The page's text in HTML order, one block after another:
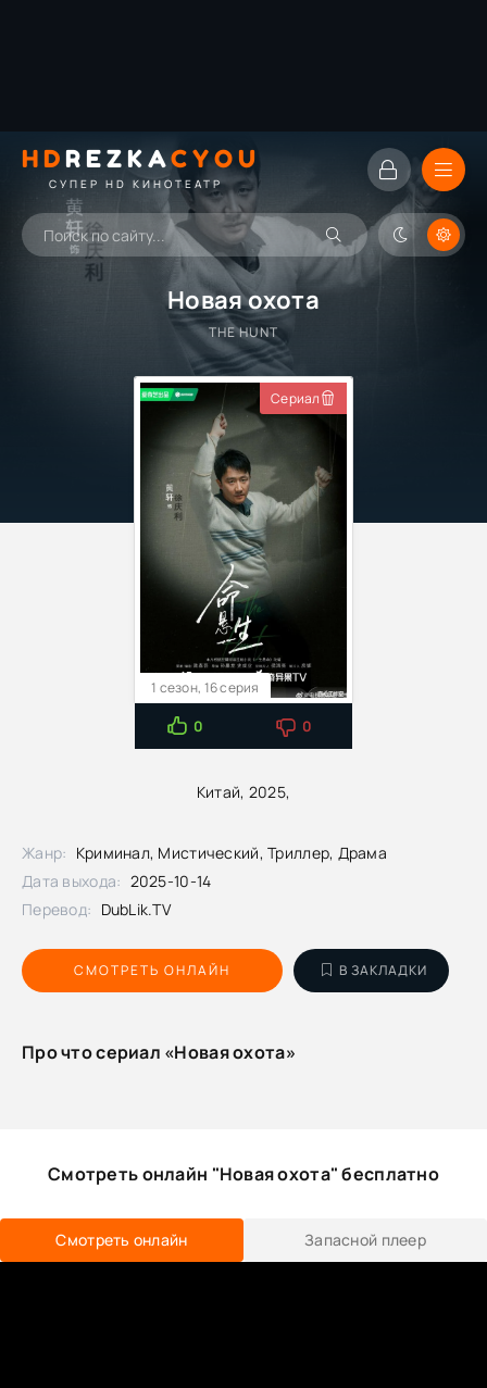
HDREZKACYOU
СУПЕР HD КИНОТЕАТР
Новая охота
THE HUNT
Китай, 2025,
Сериал
1 сезон, 16 серия
0 0
СМОТРЕТЬ ОНЛАЙН В ЗАКЛАДКИ
Жанр: Криминал, Мистический, Триллер, Драма
Дата выхода: 2025-10-14
Перевод: DubLik.TV
Про что сериал «Новая охота»
Смотреть онлайн "Новая охота" бесплатно
Смотреть онлайн Запасной плеер